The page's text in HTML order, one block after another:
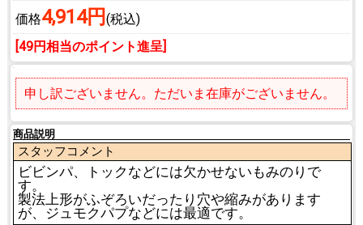
価格4,914円 (税込)
[49円相当のポイント進呈]
申し訳ございません。ただいま在庫がございません。
商品説明
スタッフコメント
ビビンパ、トックなどには欠かせないもみのりで
す。
製法上形がふぞろいだったり穴や縮みがあります
が、ジュモクパプなどには最適です。